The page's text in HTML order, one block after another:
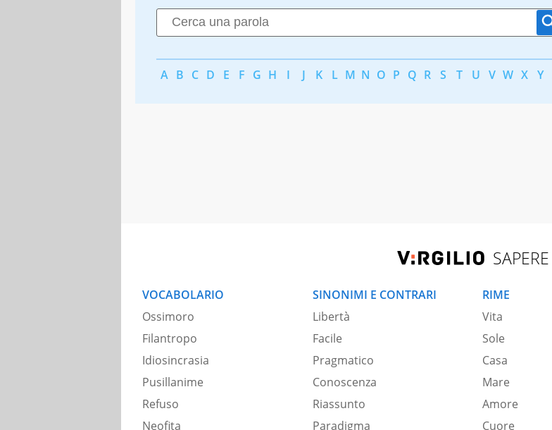
A B C D E F G H I J K L M N O P Q R S T U V W X Y
SAPERE
VOCABOLARIO
Ossimoro
Filantropo
Idiosincrasia
Pusillanime
Refuso
Neofita
SINONIMI E CONTRARI
Libertà
Facile
Pragmatico
Conoscenza
Riassunto
Paradigma
RIME
Vita
Sole
Casa
Mare
Amore
Cuore